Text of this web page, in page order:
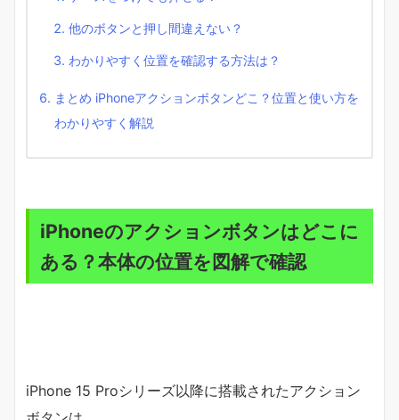
他のボタンと押し間違えない？
わかりやすく位置を確認する方法は？
まとめ iPhoneアクションボタンどこ？位置と使い方を
わかりやすく解説
iPhoneのアクションボタンはどこに
ある？本体の位置を図解で確認
iPhone 15 Proシリーズ以降に搭載されたアクション